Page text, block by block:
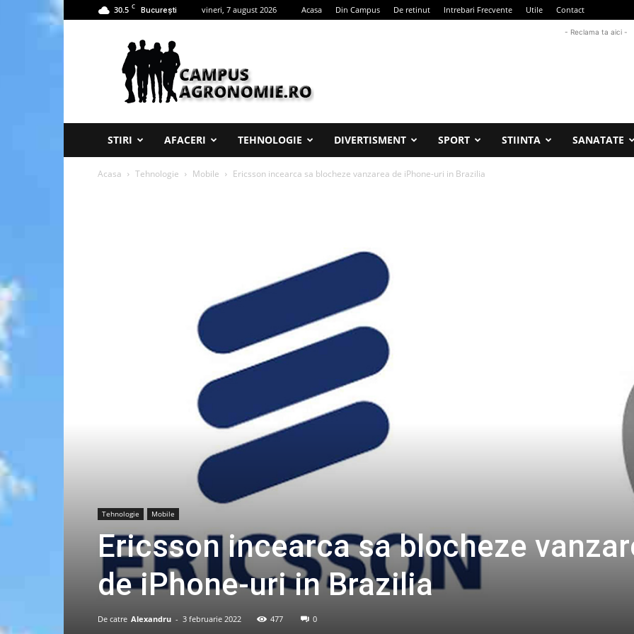
30.5 C București vineri, 7 august 2026 Acasa Din Campus De retinut Intrebari Frecvente Utile Contact
Campus
Agronomie
- Reclama ta aici -
STIRI AFACERI TEHNOLOGIE DIVERTISMENT SPORT STIINTA SANATATE
Acasa Tehnologie Mobile Ericsson incearca sa blocheze vanzarea de iPhone-uri in Brazilia
Tehnologie Mobile
Ericsson incearca sa blocheze
de iPhone-uri in Brazilia
De catre Alexandru - 3 februarie 2022 477 0